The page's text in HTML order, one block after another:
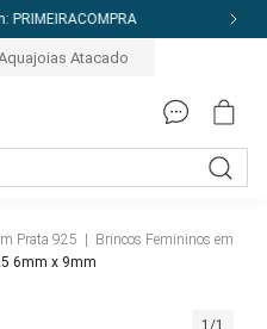
PRIMEIRACOMPRA
Atacado
Prata 925
Brincos Femininos em
6mm x 9mm
1/1